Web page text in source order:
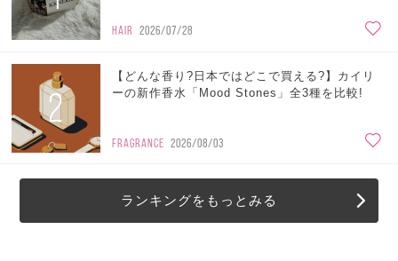
HAIR 2026/07/28
2
【どんな香り?日本ではどこで買える?】カイリ
ーの新作香水「Mood Stones」全3種を比較!
FRAGRANCE 2026/08/03
ランキングをもっとみる